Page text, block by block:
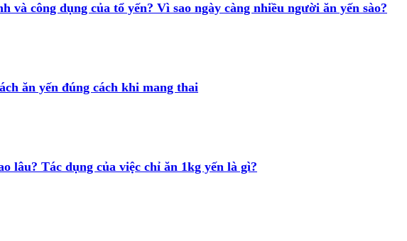
và công dụng của tổ yến? Vì sao ngày càng nhiều người ăn yến sào?
ăn yến đúng cách khi mang thai
lâu? Tác dụng của việc chỉ ăn 1kg yến là gì?